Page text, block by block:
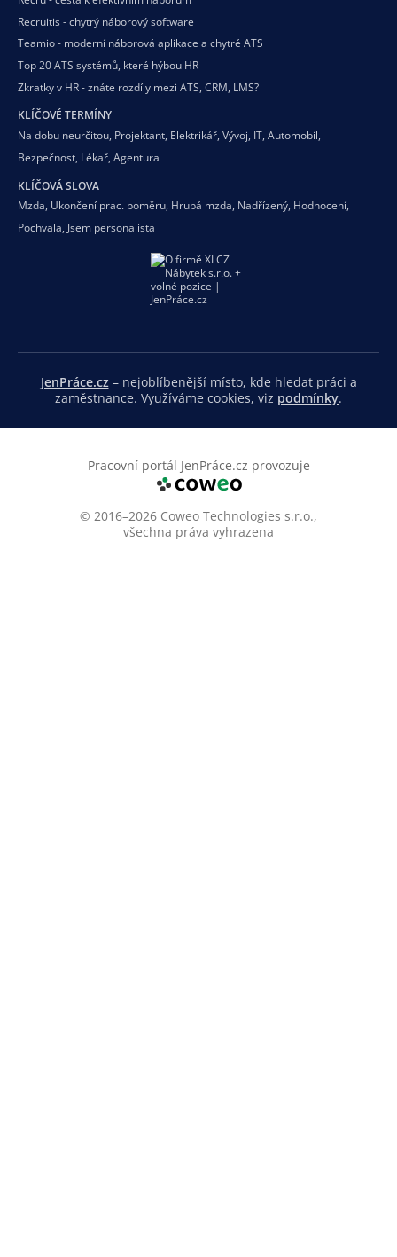
Recruitis - chytrý náborový software
Teamio - moderní náborová aplikace a chytré ATS
Top 20 ATS systémů, které hýbou HR
Zkratky v HR - znáte rozdíly mezi ATS, CRM, LMS?
KLÍČOVÉ TERMÍNY
Na dobu neurčitou, Projektant, Elektrikář, Vývoj, IT, Automobil,
Bezpečnost, Lékař, Agentura
KLÍČOVÁ SLOVA
Mzda, Ukončení prac. poměru, Hrubá mzda, Nadřízený, Hodnocení,
Pochvala, Jsem personalista
JenPráce.cz – nejoblíbenější místo, kde hledat práci a
zaměstnance. Využíváme cookies, viz podmínky.
Pracovní portál JenPráce.cz provozuje
© 2016–2026 Coweo Technologies s.r.o.,
všechna práva vyhrazena